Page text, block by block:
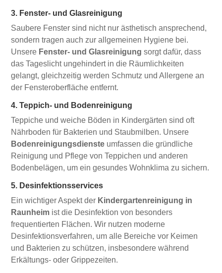
3. Fenster- und Glasreinigung
Saubere Fenster sind nicht nur ästhetisch ansprechend,
sondern tragen auch zur allgemeinen Hygiene bei.
Unsere Fenster- und Glasreinigung sorgt dafür, dass
das Tageslicht ungehindert in die Räumlichkeiten
gelangt, gleichzeitig werden Schmutz und Allergene an
der Fensteroberfläche entfernt.
4. Teppich- und Bodenreinigung
Teppiche und weiche Böden in Kindergärten sind oft
Nährboden für Bakterien und Staubmilben. Unsere
Bodenreinigungsdienste umfassen die gründliche
Reinigung und Pflege von Teppichen und anderen
Bodenbelägen, um ein gesundes Wohnklima zu sichern.
5. Desinfektionsservices
Ein wichtiger Aspekt der Kindergartenreinigung in
Raunheim ist die Desinfektion von besonders
frequentierten Flächen. Wir nutzen moderne
Desinfektionsverfahren, um alle Bereiche vor Keimen
und Bakterien zu schützen, insbesondere während
Erkältungs- oder Grippezeiten.